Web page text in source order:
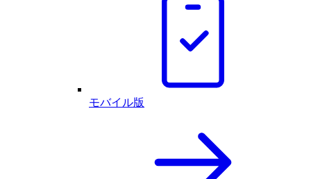
モバイル版